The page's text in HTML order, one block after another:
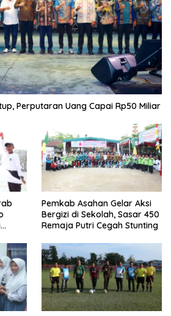
Perputaran Uang Capai Rp50 Miliar
Pemkab Asahan Gelar Aksi
Bergizi di Sekolah, Sasar 450
Remaja Putri Cegah Stunting